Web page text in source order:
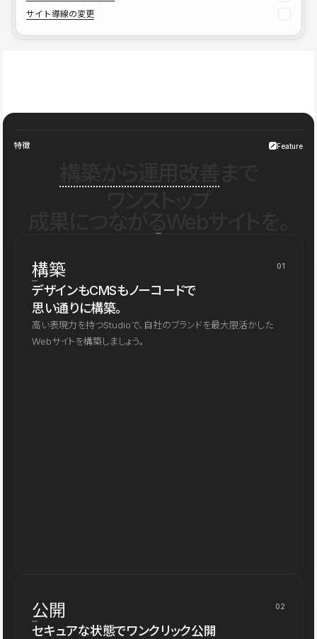
サイト導線の変更
特徴 Feature
構築 01
デザインもCMSもノーコードで
思い通りに構築。
高い表現力を持つStudioで、自社のブランドを最大限活かした
Webサイトを構築しましょう。
公開 02
セキュアな状態でワンクリック公開